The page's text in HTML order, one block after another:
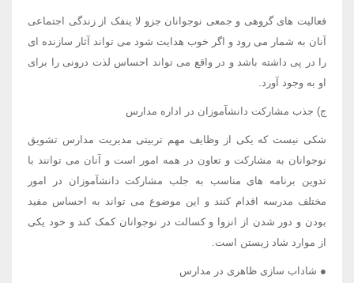
فعالیت های گروهی و جمعی نوجوانان جزو لا ینفک از زندگی اجتماعی
آنان به شمار می رود و اگر خوب هدایت شود می تواند آثار سازنده ای
را در پی داشته باشد و در واقع می تواند احساس لذت درونی را برای
او به وجود آورد.
ج) جذب مشارکت دانشآموزان در اداره مدارس
شکی نیست که یکی از وظایف مهم تربیتی مدیریت مدارس تشویق
نوجوانان به مشارکت و تعاون در همه امور است و آنان می توانند با
تدوین برنامه های مناسب به جلب مشارکت دانشآموزان در امور
مختلف مدرسه اقدام کنند و این موضوع می تواند به احساس مفید
بودن و دور شدن از انزوا و کسالت در نوجوانان کمک کند و خود یکی
از موارد شاد زیستن است.
● شاداب سازی ظاهری در مدارس